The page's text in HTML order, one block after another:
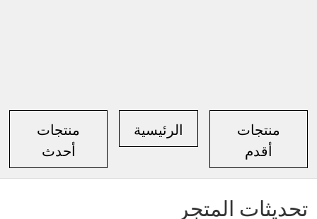
منتجات
أحدث
منتجات
أقدم
الرئيسية
تحديثات المتجر